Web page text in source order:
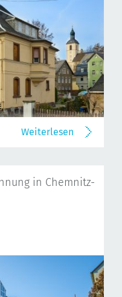
Weiterlesen
in Chemnitz-